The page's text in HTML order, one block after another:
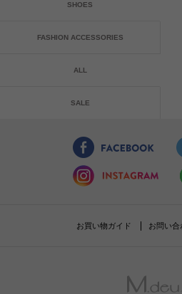
SHOES
FASHION ACCESSORIES
ALL
SALE
お買い物ガイド お問い合